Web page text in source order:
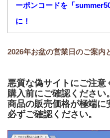
ーポンコードを「
に！
2026年お盆の営業日のご案内
悪質な偽サイトにご注意
購入前にご確認ください。
商品の販売価格が極端に
必ずご確認ください。